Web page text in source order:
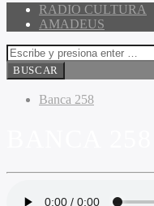
RADIO CULTURA
AMADEUS
Banca 258